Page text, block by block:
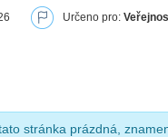
Určeno pro:
stránka prázdná,